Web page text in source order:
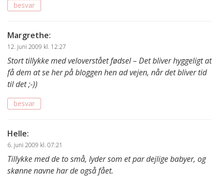
besvar
Margrethe:
12. juni 2009 kl. 12:27
Stort tillykke med veloverstået fødsel – Det bliver hyggeligt at
få dem at se her på bloggen hen ad vejen, når det bliver tid
til det ;-))
besvar
Helle:
6. juni 2009 kl. 07:21
Tillykke med de to små, lyder som et par dejlige babyer, og
skønne navne har de også fået.